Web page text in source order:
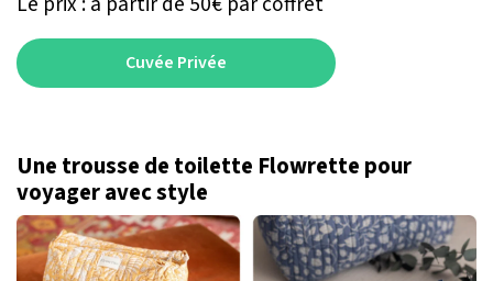
Cuvée Privée
Une trousse de toilette Flowrette pour
voyager avec style